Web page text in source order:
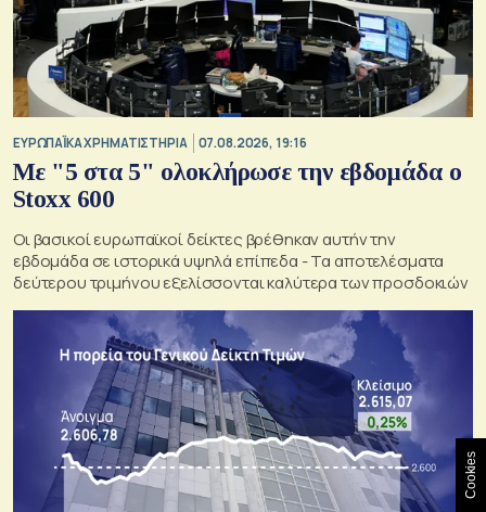
ΕΥΡΩΠΑΪΚΑ ΧΡΗΜΑΤΙΣΤΗΡΙΑ 07.08.2026, 19:16
Με "5 στα 5" ολοκλήρωσε την εβδομάδα ο
Stoxx 600
Οι βασικοί ευρωπαϊκοί δείκτες βρέθηκαν αυτήν την
εβδομάδα σε ιστορικά υψηλά επίπεδα - Τα αποτελέσματα
δεύτερου τριμήνου εξελίσσονται καλύτερα των προσδοκιών
Cookies